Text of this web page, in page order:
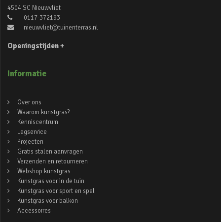
4504 SC Nieuwvliet
0117-372193
nieuwvliet@tuinenterras.nl
Openingstijden +
Informatie
Over ons
Waarom kunstgras?
Kenniscentrum
Legservice
Projecten
Gratis stalen aanvragen
Verzenden en retourneren
Webshop kunstgras
Kunstgras voor in de tuin
Kunstgras voor sport en spel
Kunstgras voor balkon
Accessoires